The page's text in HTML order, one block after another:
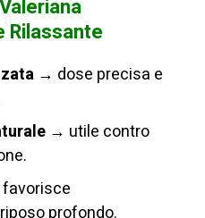
Rilassante
→ dose precisa e
→ utile contro